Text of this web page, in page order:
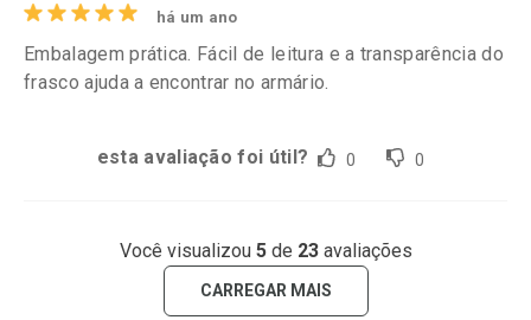
há um ano
Embalagem prática. Fácil de leitura e a transparência do
frasco ajuda a encontrar no armário.
esta avaliação foi útil? 0 0
Você visualizou 5de 23avaliações
CARREGAR MAIS